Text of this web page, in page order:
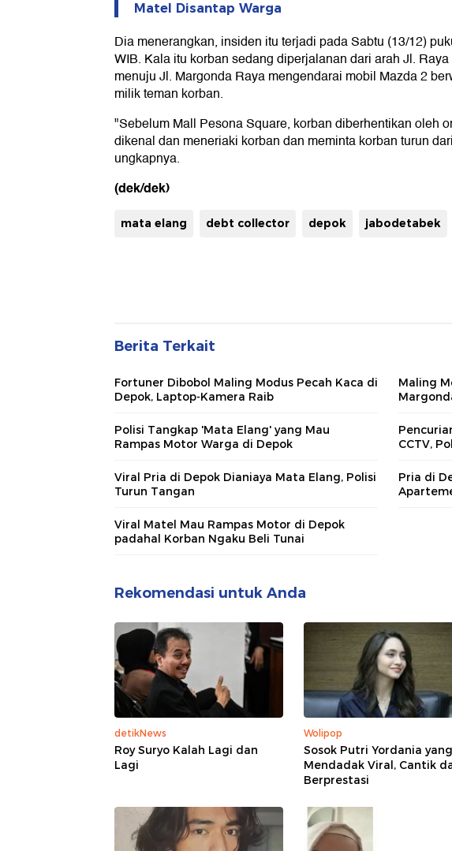
Matel Disantap Warga
Dia menerangkan, insiden itu terjadi pada Sabtu (13/12)
WIB. Kala itu korban sedang diperjalanan dari arah Jl.
menuju Jl. Margonda Raya mengendarai mobil Mazda 2
milik teman korban.
"Sebelum Mall Pesona Square, korban diberhentikan oleh
dikenal dan meneriaki korban dan meminta korban turun
ungkapnya.
(dek/dek)
mata elang debt collector depok jabodetabek
Berita Terkait
Fortuner Dibobol Maling Modus Pecah Kaca di
Depok, Laptop-Kamera Raib
Maling
Polisi Tangkap 'Mata Elang' yang Mau
Rampas Motor Warga di Depok
CCTV,
Viral Pria di Depok Dianiaya Mata Elang, Polisi
Turun Tangan
Pria di
Viral Matel Mau Rampas Motor di Depok
padahal Korban Ngaku Beli Tunai
Rekomendasi untuk Anda
detikNews
Roy Suryo Kalah Lagi dan
Lagi
Wolipop
Sosok Putri Yordania yang
Mendadak Viral, Cantik
Berprestasi